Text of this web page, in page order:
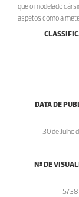
que o modelado
aspetos como a
DATA DE
30 de Julho
Nº DE
5738